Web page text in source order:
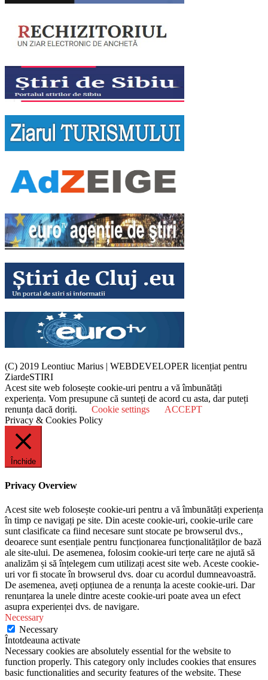
(C) 2019 Leontiuc Marius | WEBDEVELOPER licențiat pentru
ZiardeSTIRI
Acest site web folosește cookie-uri pentru a vă îmbunătăți
experiența. Vom presupune că sunteți de acord cu asta, dar puteți
renunța dacă doriți.
Cookie settings
ACCEPT
Privacy & Cookies Policy
Închide
Privacy Overview
Acest site web folosește cookie-uri pentru a vă îmbunătăți experiența
în timp ce navigați pe site. Din aceste cookie-uri, cookie-urile care
sunt clasificate ca fiind necesare sunt stocate pe browserul dvs.,
deoarece sunt esențiale pentru funcționarea funcționalităților de bază
ale site-ului. De asemenea, folosim cookie-uri terțe care ne ajută să
analizăm și să înțelegem cum utilizați acest site web. Aceste cookie-
uri vor fi stocate în browserul dvs. doar cu acordul dumneavoastră.
De asemenea, aveți opțiunea de a renunța la aceste cookie-uri. Dar
renunțarea la unele dintre aceste cookie-uri poate avea un efect
asupra experienței dvs. de navigare.
Necessary
Necessary
Întotdeauna activate
Necessary cookies are absolutely essential for the website to
function properly. This category only includes cookies that ensures
basic functionalities and security features of the website. These